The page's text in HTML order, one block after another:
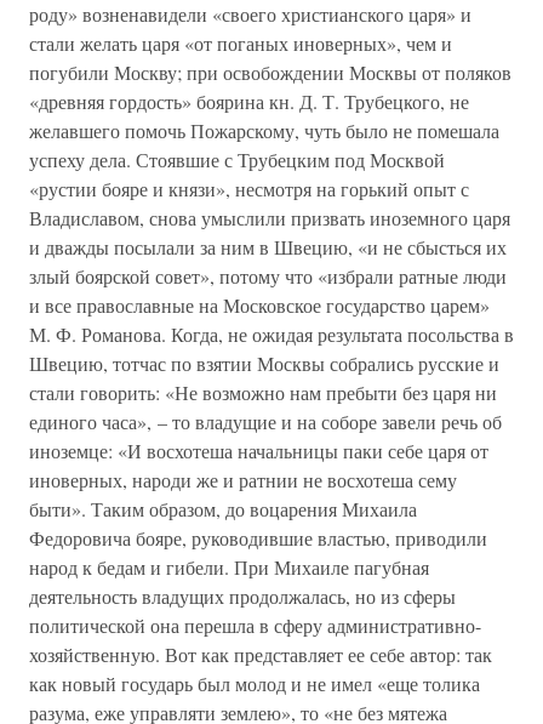
роду» возненавидели «своего христианского царя» и
стали желать царя «от поганых иноверных», чем и
погубили Москву; при освобождении Москвы от поляков
«древняя гордость» боярина кн. Д. Т. Трубецкого, не
желавшего помочь Пожарскому, чуть было не помешала
успеху дела. Стоявшие с Трубецким под Москвой
«рустии бояре и князи», несмотря на горький опыт с
Владиславом, снова умыслили призвать иноземного царя
и дважды посылали за ним в Швецию, «и не сбысться их
злый боярской совет», потому что «избрали ратные люди
и все православные на Московское государство царем»
М. Ф. Романова. Когда, не ожидая результата посольства в
Швецию, тотчас по взятии Москвы собрались русские и
стали говорить: «Не возможно нам пребыти без царя ни
единого часа», – то владущие и на соборе завели речь об
иноземце: «И восхотеша начальницы паки себе царя от
иноверных, народи же и ратнии не восхотеша сему
быти». Таким образом, до воцарения Михаила
Федоровича бояре, руководившие властью, приводили
народ к бедам и гибели. При Михаиле пагубная
деятельность владущих продолжалась, но из сферы
политической она перешла в сферу административно-
хозяйственную. Вот как представляет ее себе автор: так
как новый государь был молод и не имел «еще толика
разума, еже управляти землею», то «не без мятежа